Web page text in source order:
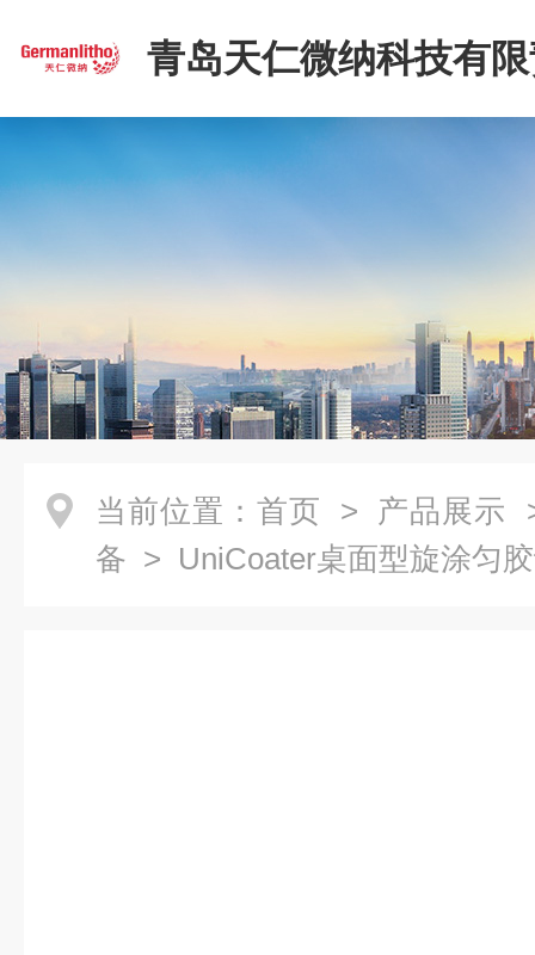
青岛天仁微纳科技有
司
当前位置： 首页 > 产品展示
备 > UniCoater桌面型旋涂匀